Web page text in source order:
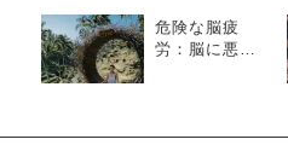
危険な脳疲
労：脳に悪影
ク」